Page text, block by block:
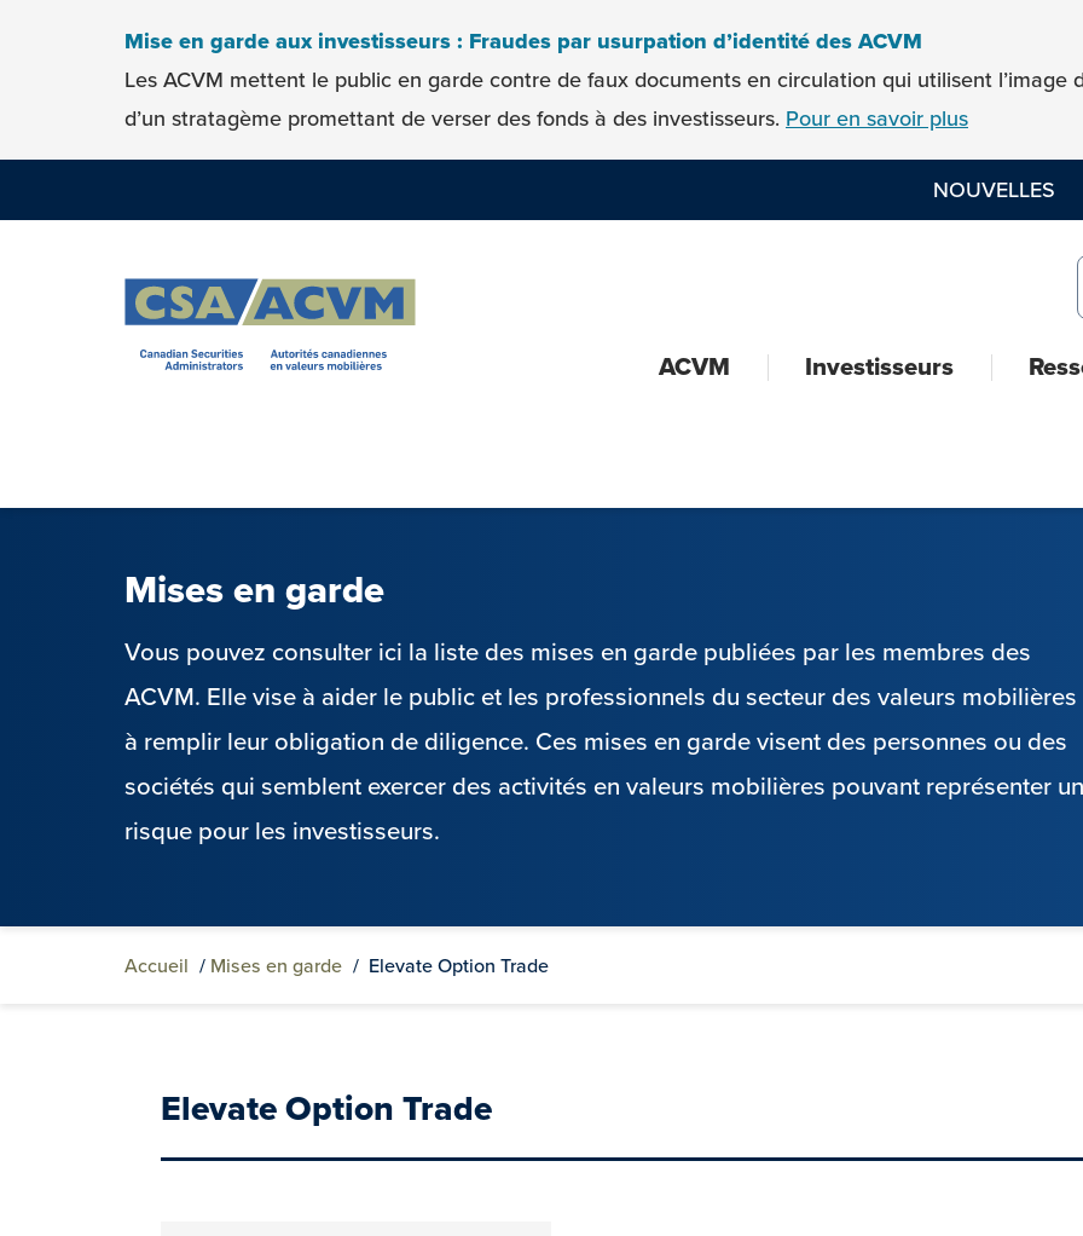
Skip to contentMise en garde aux investisseurs : Fraudes par usurpation d’identité des ACVM
Les ACVM mettent le public en garde contre de faux documents en circulation qui utilisent l’image
d’un stratagème promettant de verser des fonds à des investisseurs. Pour en savoir plus
NOUVELLES
ACVM Investisseurs
Mises en garde
Vous pouvez consulter ici la liste des mises en garde publiées par les membres des
ACVM. Elle vise à aider le public et les professionnels du secteur des valeurs mobilières
à remplir leur obligation de diligence. Ces mises en garde visent des personnes ou des
sociétés qui semblent exercer des activités en valeurs mobilières pouvant représenter un
risque pour les investisseurs.
Accueil / Mises en garde / Elevate Option Trade
Elevate Option Trade